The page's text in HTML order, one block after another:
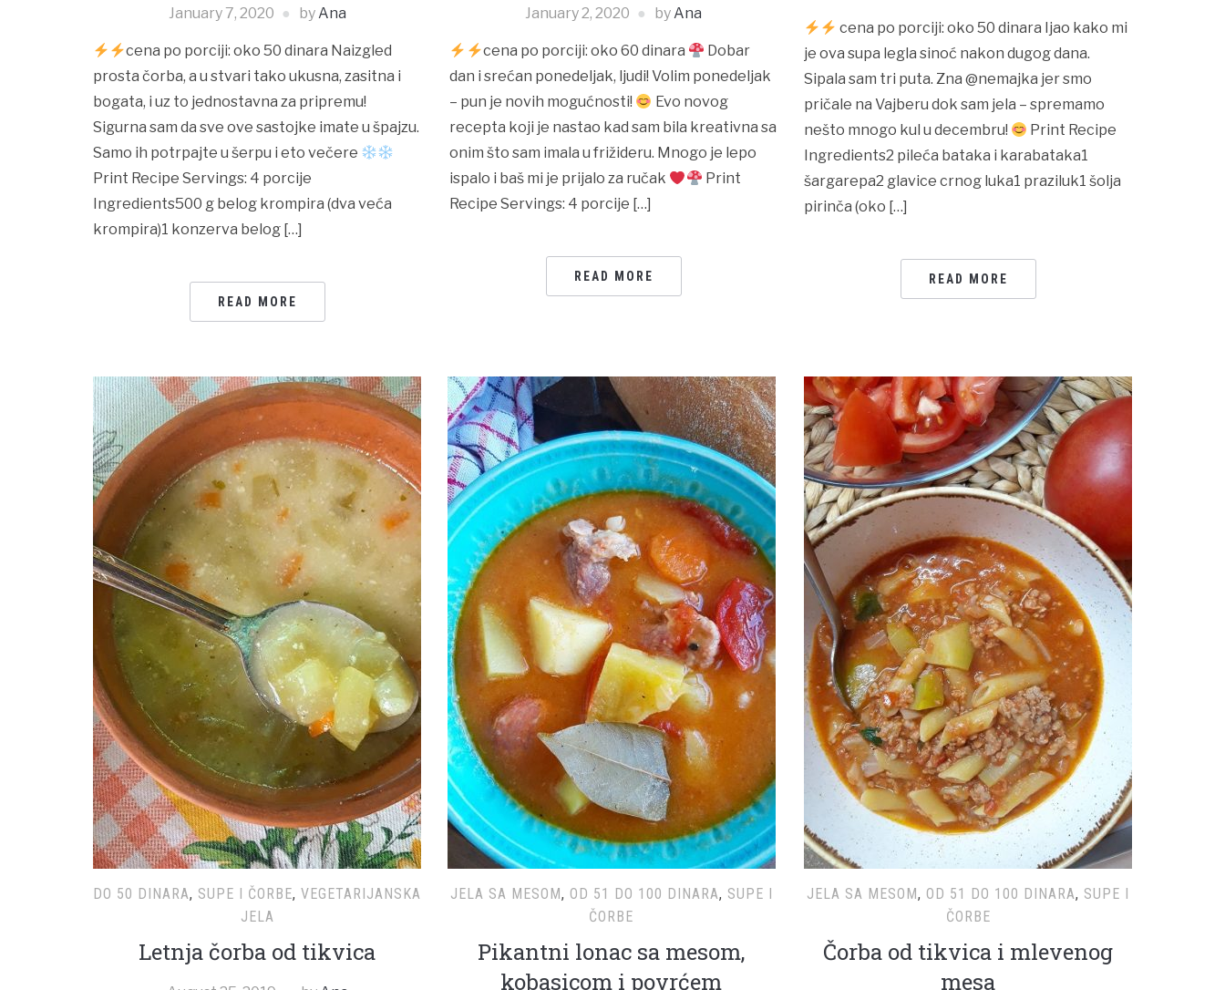
January 7, 2020 byAna
cena po porciji: oko 50 dinara Naizgled
prosta čorba, a u stvari tako ukusna, zasitna i
bogata, i uz to jednostavna za pripremu!
Sigurna sam da sve ove sastojke imate u špajzu.
Samo ih potrpajte u šerpu i eto večere
Print Recipe Servings: 4 porcije
Ingredients500 g belog krompira (dva veća
krompira)1 konzerva belog […]
READ MORE
January 2, 2020 byAna
cena po porciji: oko 60 dinara
Dobar
dan i srećan ponedeljak, ljudi! Volim ponedeljak
– pun je novih mogućnosti!
Evo novog
recepta koji je nastao kad sam bila kreativna sa
onim što sam imala u frižideru. Mnogo je lepo
ispalo i baš mi je prijalo za ručak
Print
Recipe Servings: 4 porcije […]
READ MORE
cena po porciji: oko 50 dinara Ijao kako mi
je ova supa legla sinoć nakon dugog dana.
Sipala sam tri puta. Zna @nemajka jer smo
pričale na Vajberu dok sam jela – spremamo
nešto mnogo kul u decembru!
Print Recipe
Ingredients2 pileća bataka i karabataka1
šargarepa2 glavice crnog luka1 praziluk1 šolja
pirinča (oko […]
READ MORE
DO 50 DINARA, SUPE I ČORBE, VEGETARIJANSKA
JELA
Letnja čorba od tikvica
JELA SA MESOM, OD 51 DO 100 DINARA, SUPE I
ČORBE
Pikantni lonac sa mesom,
kobasicom i povrćem
JELA SA MESOM, OD 51 DO 100 DINARA, SUPE I
ČORBE
Čorba od tikvica i mlevenog
mesa